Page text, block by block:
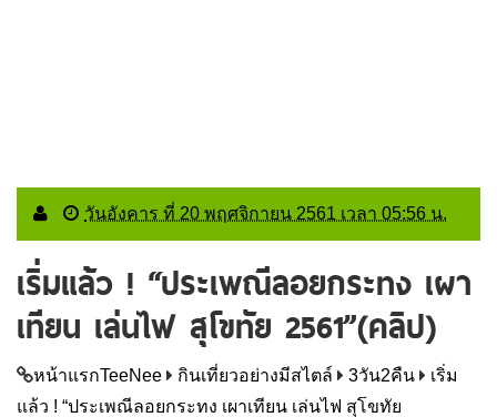
วันอังคาร ที่ 20 พฤศจิกายน 2561 เวลา 05:56 น.
เริ่มแล้ว ! “ประเพณีลอยกระทง เผา
เทียน เล่นไฟ สุโขทัย 2561”(คลิป)
หน้าแรกTeeNee กินเที่ยวอย่างมีสไตล์ 3วัน2คืน
เริ่ม
แล้ว ! “ประเพณีลอยกระทง เผาเทียน เล่นไฟ สุโขทัย